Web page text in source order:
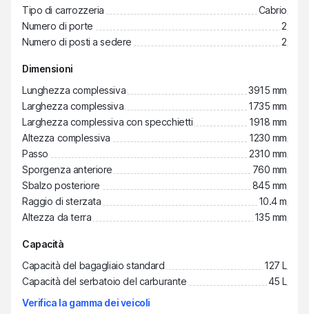
Tipo di carrozzeria
Cabrio
Numero di porte
2
Numero di posti a sedere
2
Dimensioni
Lunghezza complessiva
3915 mm
Larghezza complessiva
1735 mm
Larghezza complessiva con specchietti
1918 mm
Altezza complessiva
1230 mm
Passo
2310 mm
Sporgenza anteriore
760 mm
Sbalzo posteriore
845 mm
Raggio di sterzata
10.4 m
Altezza da terra
135 mm
Capacità
Capacità del bagagliaio standard
127 L
Capacità del serbatoio del carburante
45 L
Verifica la gamma dei veicoli